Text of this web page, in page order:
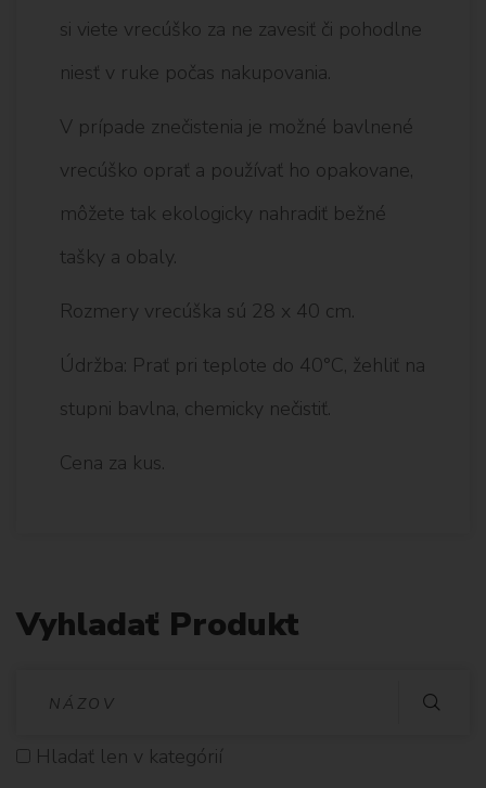
si viete vrecúško za ne zavesiť či pohodlne
niesť v ruke počas nakupovania.
V prípade znečistenia je možné bavlnené
vrecúško oprať a používať ho opakovane,
môžete tak ekologicky nahradiť bežné
tašky a obaly.
Rozmery vrecúška sú 28 x 40 cm.
Údržba: Prať pri teplote do 40°C, žehliť na
stupni bavlna, chemicky nečistiť.
Cena za kus.
Vyhladať Produkt
Hladať len v kategórií